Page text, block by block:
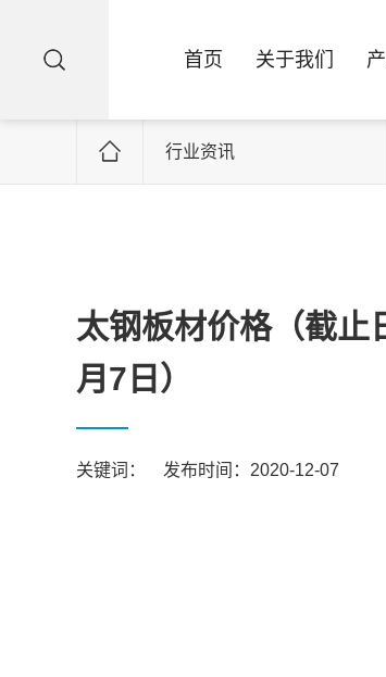
首页 关于我们
行业资讯
太钢板材价格（截止
月7日）
关键词： 发布时间：2020-12-07